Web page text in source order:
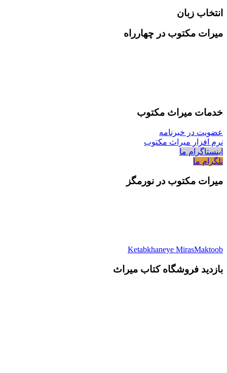
انتخاب زبان
میرات مکتوب در چهارراه
خدمات میراث مکتوب
عضویت در خبرنامه
نرم افزار میراث مکتوب
اینستاگرام ما
تلگرام ما
میرات مکتوب در نورمگز
Ketabkhaneye MirasMaktoob
بازدید فروشگاه کتاب میراث